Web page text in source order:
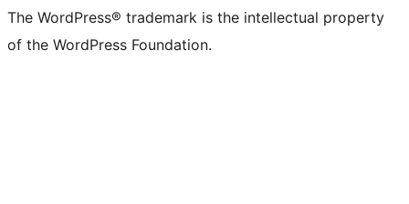
The WordPress® trademark is the intellectual property
of the WordPress Foundation.